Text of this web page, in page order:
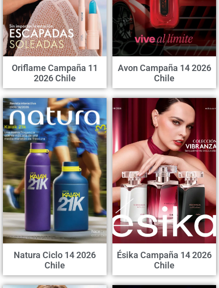
Oriflame Campaña 11
2026 Chile
Avon Campaña 14 2026
Chile
Natura Ciclo 14 2026
Chile
Ésika Campaña 14 2026
Chile